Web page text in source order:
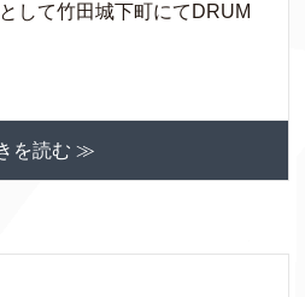
して竹田城下町にてDRUM
を読む ≫